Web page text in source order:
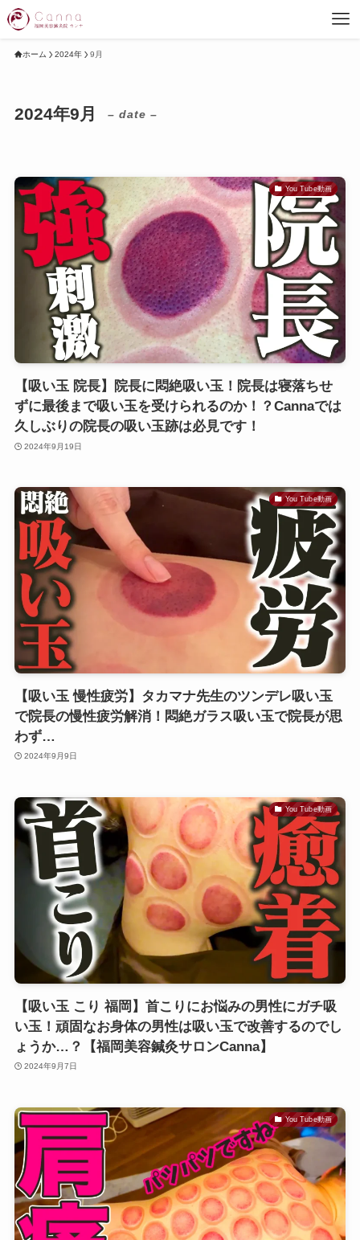
ホーム 2024年 9月
2024年9月 – date –
You Tube動画
【吸い玉 院長】院長に悶絶吸い玉！院長は寝落ちせ
ずに最後まで吸い玉を受けられるのか！？Cannaでは
久しぶりの院長の吸い玉跡は必見です！
2024年9月19日
You Tube動画
【吸い玉 慢性疲労】タカマナ先生のツンデレ吸い玉
で院長の慢性疲労解消！悶絶ガラス吸い玉で院長が思
わず…
2024年9月9日
You Tube動画
【吸い玉 こり 福岡】首こりにお悩みの男性にガチ吸
い玉！頑固なお身体の男性は吸い玉で改善するのでし
ょうか…？【福岡美容鍼灸サロンCanna】
2024年9月7日
You Tube動画